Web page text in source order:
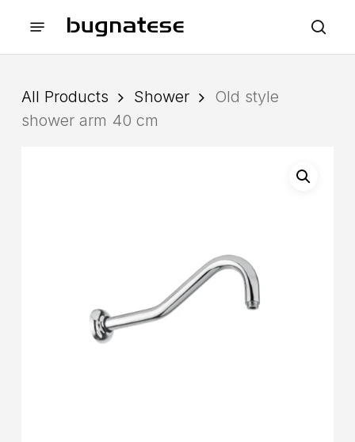
Menu
All Products Shower
Old style
shower arm 40 cm